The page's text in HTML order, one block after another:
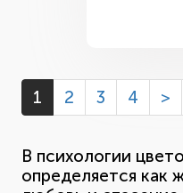
1 2 3 4 >
В психологии
определяется как